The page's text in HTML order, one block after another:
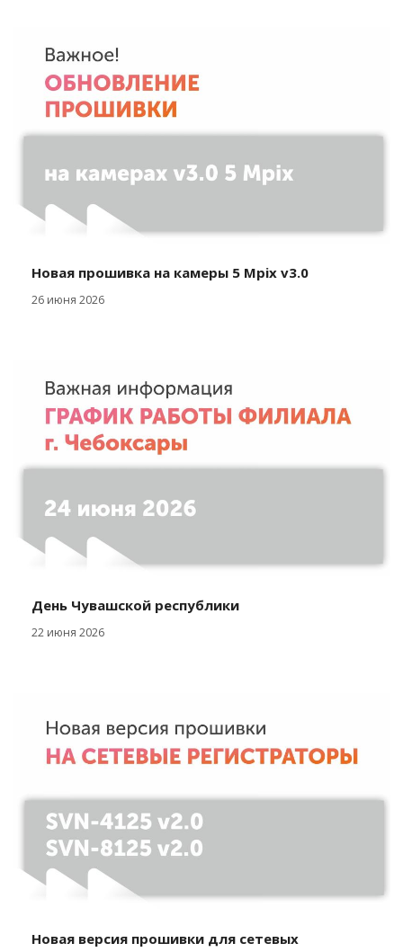
Новая прошивка на камеры 5 Mpix v3.0
26 июня 2026
День Чувашской республики
22 июня 2026
Новая версия прошивки для сетевых